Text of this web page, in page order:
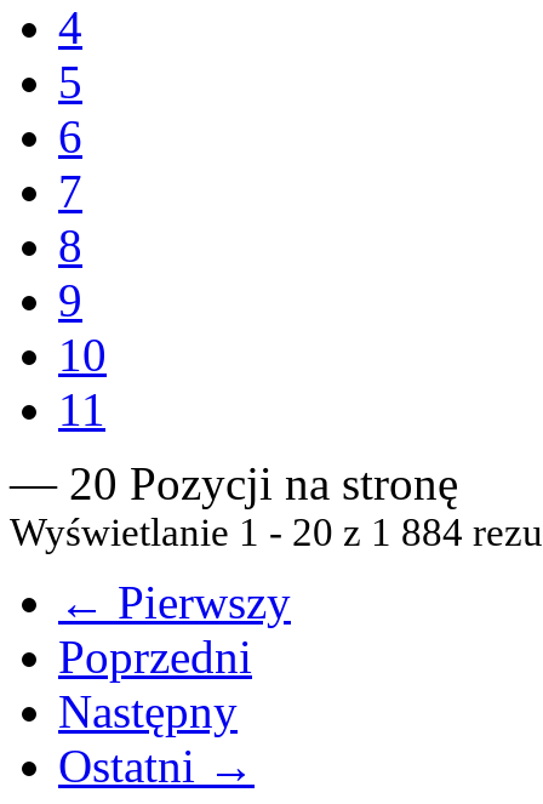
4
5
6
7
8
9
10
11
— 20 Pozycji na stronę
Wyświetlanie 1 - 20 z 1 884
← Pierwszy
Poprzedni
Następny
Ostatni →